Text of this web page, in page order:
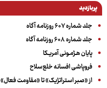
پربازدید
جلد شماره ۶۰۷ روزنامه آگاه
جلد شماره ۶۰۸ روزنامه آگاه
پایان هـژمـونی آمریـکا
فروپاشی افسانه خلع‌سلاح
از «صبر استراتژیک» تا «مقاومت فعال»